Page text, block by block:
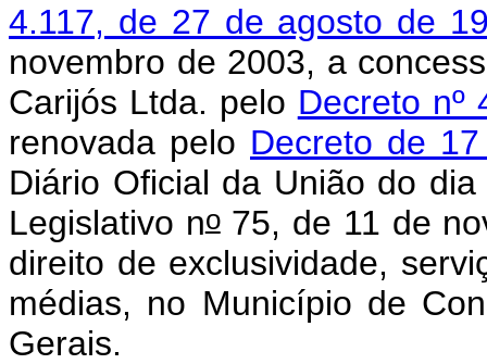
4.117, de 27 de agosto de
novembro de 2003, a
Carijós Ltda. pelo Decreto nº
renovada pelo Decreto de
Diário Oficial da União do
Legislativo no75, de 11 de
direito de exclusividade,
médias, no Município de
Gerais.